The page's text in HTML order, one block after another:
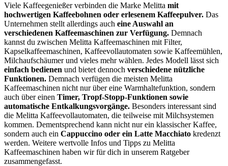
Viele Kaffeegenießer verbinden die Marke Melitta mit
hochwertigen Kaffeebohnen oder erlesenem Kaffeepulver. Das
Unternehmen stellt allerdings auch eine Auswahl an
verschiedenen Kaffeemaschinen zur Verfügung. Demnach
kannst du zwischen Melitta Kaffeemaschinen mit Filter,
Kapselkaffeemaschinen, Kaffeevollautomaten sowie Kaffeemühlen,
Milchaufschäumer und vieles mehr wählen. Jedes Modell lässt sich
einfach bedienen und bietet dennoch verschiedene nützliche
Funktionen. Demnach verfügen die meisten Melitta
Kaffeemaschinen nicht nur über eine Warmhaltefunktion, sondern
auch über einen Timer, Tropf-Stopp-Funktionen sowie
automatische Entkalkungsvorgänge. Besonders interessant sind
die Melitta Kaffeevollautomaten, die teilweise mit Milchsystemen
kommen. Dementsprechend kann nicht nur ein klassischer Kaffee,
sondern auch ein Cappuccino oder ein Latte Macchiato kredenzt
werden. Weitere wertvolle Infos und Tipps zu Melitta
Kaffeemaschinen haben wir für dich in unserem Ratgeber
zusammengefasst.